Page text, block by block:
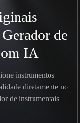
de
IA
instrumentos
diretamente no
de instrumentais